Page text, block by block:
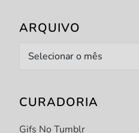
ARQUIVO
Arquivo
CURADORIA
Gifs No Tumblr